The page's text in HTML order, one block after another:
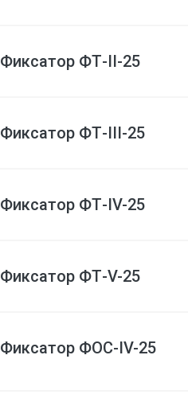
Фиксатор ФТ-II-25
Фиксатор ФТ-III-25
Фиксатор ФТ-IV-25
Фиксатор ФТ-V-25
Фиксатор ФОС-IV-25